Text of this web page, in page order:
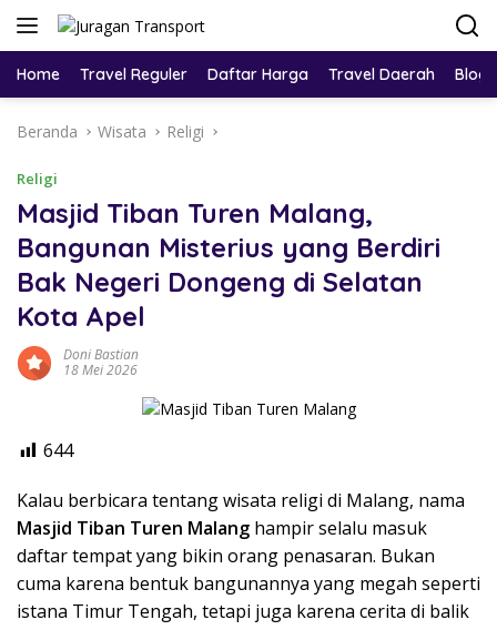
Home Travel Reguler Daftar Harga Travel Daerah Blog
Beranda Wisata Religi
Religi
Masjid Tiban Turen Malang,
Bangunan Misterius yang Berdiri
Bak Negeri Dongeng di Selatan
Kota Apel
Doni Bastian
18 Mei 2026
644
Kalau berbicara tentang wisata religi di Malang, nama
Masjid Tiban Turen Malang hampir selalu masuk
daftar tempat yang bikin orang penasaran. Bukan
cuma karena bentuk bangunannya yang megah seperti
istana Timur Tengah, tetapi juga karena cerita di balik